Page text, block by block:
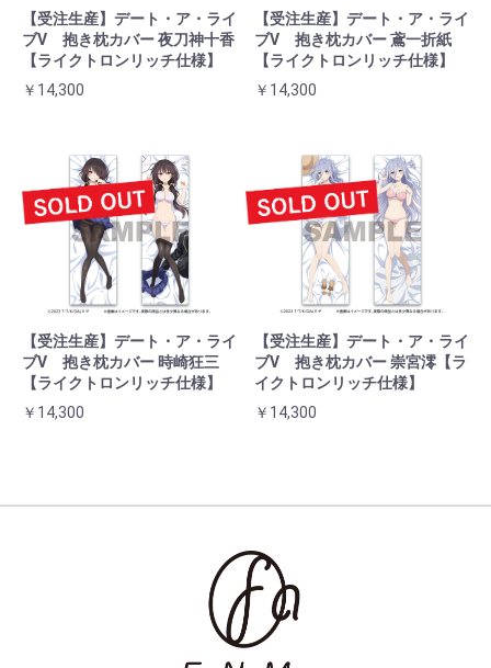
【受注生産】デート・ア・ライ
ブⅤ 抱き枕カバー 夜刀神十香
【ライクトロンリッチ仕様】
￥14,300
【受注生産】デート・ア・ライ
ブⅤ 抱き枕カバー 鳶一折紙
【ライクトロンリッチ仕様】
￥14,300
【受注生産】デート・ア・ライ
ブⅤ 抱き枕カバー 時崎狂三
【ライクトロンリッチ仕様】
￥14,300
【受注生産】デート・ア・ライ
ブⅤ 抱き枕カバー 崇宮澪【ラ
イクトロンリッチ仕様】
￥14,300